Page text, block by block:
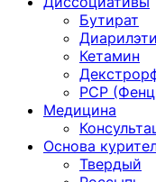
Бутират
Кетамин
PCP
Медицина
Основа
Твердый